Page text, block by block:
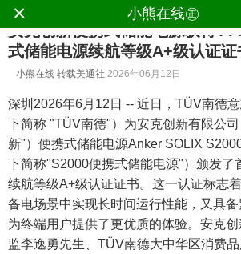
× 小熊在线㊣
安克创新便携式储能电源获得
式储能电源续航等级A+级认证证
小熊在线 转载美通社 2026年06月12日
深圳 2026年6月12日 -- 近日， TÜV南德
下简称 "TÜV南德"）为安克创新有限公
新"）便携式储能电源Anker SOLIX
下简称"S2000便携式储能电源"）颁发了
续航等级A+级认证证书。这一认证标志
备电场景中实现长时间运行性能，又具备
为终端用户提供了更优质的体验。安克
监李逸勇先生、 TÜV南德大中华区消费